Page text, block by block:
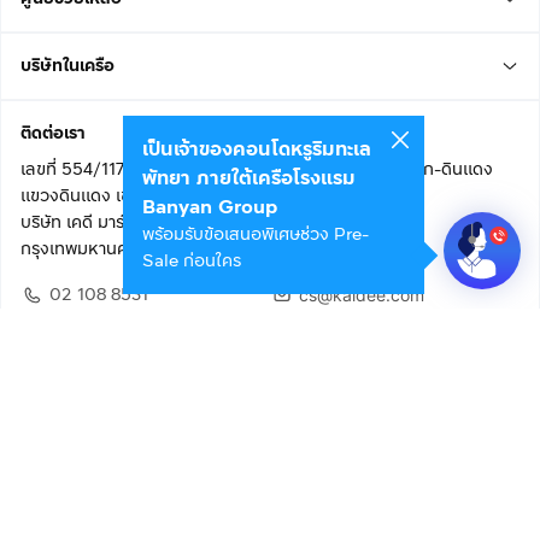
บริษัทในเครือ
ติดต่อเรา
เลขที่ 554/117 อาคารสกายไนน์ เซ็นเตอร์ ชั้น 22 ถนนอโศก-ดินแดง
แขวงดินแดง เขตดินแดง
บริษัท เคดี มาร์เก็ตเพลส จำกัด (สำนักงานใหญ่)
กรุงเทพมหานคร 10400
02 108 8531
cs@kaidee.com
เป็นเจ้าของคอนโดหรูริมทะเล
พัทยา ภายใต้เครือโรงแรม
Banyan Group
พร้อมรับข้อเสนอพิเศษช่วง Pre-
Sale ก่อนใคร